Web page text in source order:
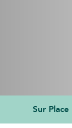
Sur Place